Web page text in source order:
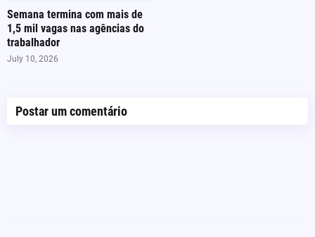
Semana termina com mais de
1,5 mil vagas nas agências do
trabalhador
July 10, 2026
Postar um comentário